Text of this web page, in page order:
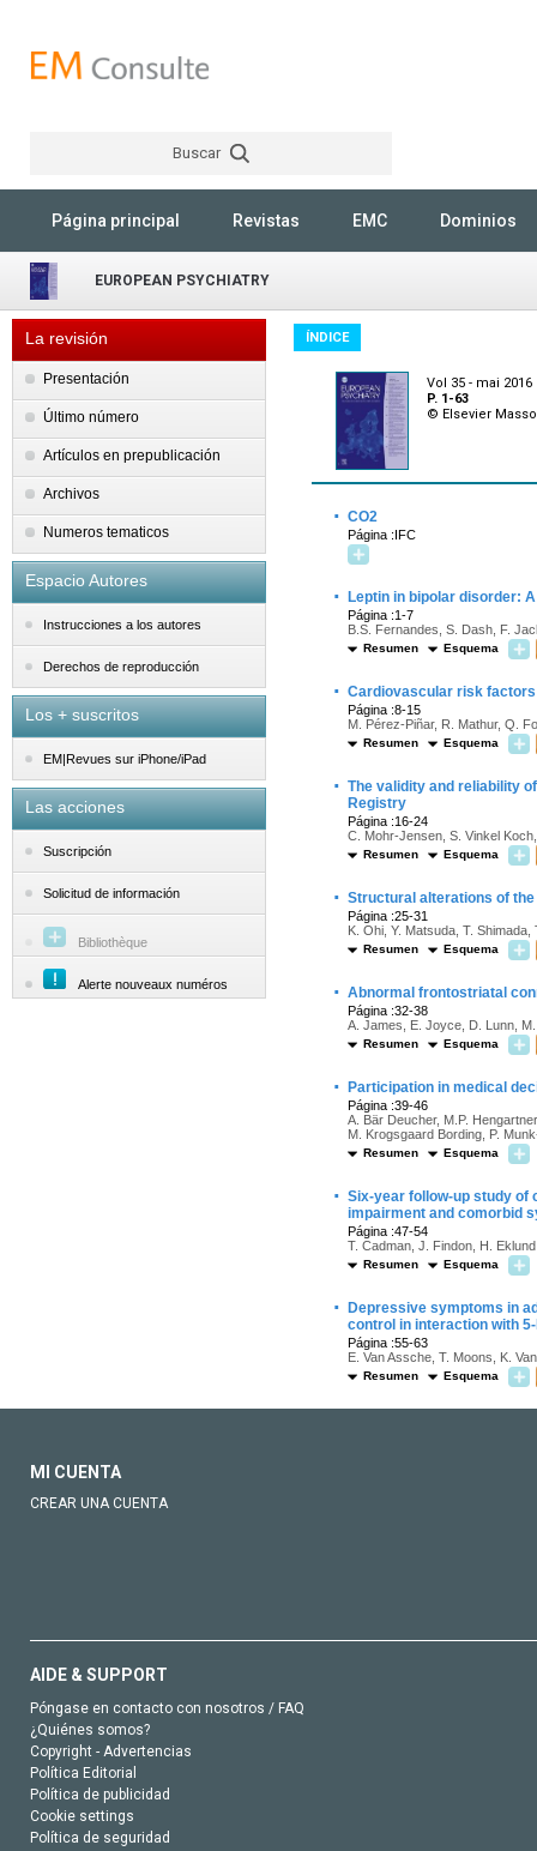
Buscar
Página principal Revistas EMC Dominios
EUROPEAN PSYCHIATRY
La revisión
Presentación
Último número
Artículos en prepublicación
Archivos
Numeros tematicos
Espacio Autores
Instrucciones a los autores
Derechos de reproducción
Los + suscritos
EM|Revues sur iPhone/iPad
Las acciones
Suscripción
Solicitud de información
Bibliothèque
Alerte nouveaux numéros
ÍNDICE
Vol 35 - mai 2016
P. 1-63
© Elsevier
· CO2
Página :IFC
· Leptin in bipolar disorder:
Página :1-7
B.S. Fernandes, S. Dash, F.
Resumen Esquema
· Cardiovascular risk factors
Página :8-15
M. Pérez-Piñar, R. Mathur, Q.
Resumen Esquema
· The validity and reliability
Registry
Página :16-24
C. Mohr-Jensen, S. Vinkel
Resumen Esquema
· Structural alterations of
Página :25-31
K. Ohi, Y. Matsuda, T.
Resumen Esquema
· Abnormal frontostriatal
Página :32-38
A. James, E. Joyce, D. Lunn,
Resumen Esquema
· Participation in medical
Página :39-46
A. Bär Deucher, M.P.
M. Krogsgaard Bording, P.
Resumen Esquema
· Six-year follow-up study of
impairment and comorbid
Página :47-54
T. Cadman, J. Findon, H.
Resumen Esquema
·
Depressive symptoms in
control in interaction with 5-
Página :55-63
E. Van Assche, T. Moons, K.
Resumen Esquema
MI CUENTA
CREAR UNA CUENTA
AIDE & SUPPORT
Póngase en contacto con nosotros / FAQ
¿Quiénes somos?
Copyright - Advertencias
Política Editorial
Política de publicidad
Cookie settings
Política de seguridad